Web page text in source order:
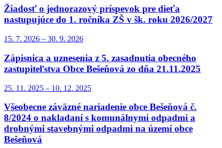
Žiadosť o jednorazový príspevok pre dieťa
nastupujúce do 1. ročníka ZŠ v šk. roku 2026/2027
15. 7. 2026 – 30. 9. 2026
Zápisnica a uznesenia z 5. zasadnutia obecného
zastupiteľstva Obce Bešeňová zo dňa 21.11.2025
25. 11. 2025 – 10. 12. 2025
Všeobecne záväzné nariadenie obce Bešeňová č.
8/2024 o nakladaní s komunálnymi odpadmi a
drobnými stavebnými odpadmi na území obce
Bešeňová